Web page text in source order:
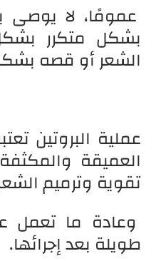
عمومًا، لا يوصى
بشكل متكرر
الشعر أو قصه
عملية البروتين
العميقة
تقوية وترميم
وعادة ما تعمل
طويلة بعد إجرائها.